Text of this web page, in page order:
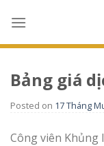
content
Bảng giá
Posted on 17 Tháng
Công viên Khủng